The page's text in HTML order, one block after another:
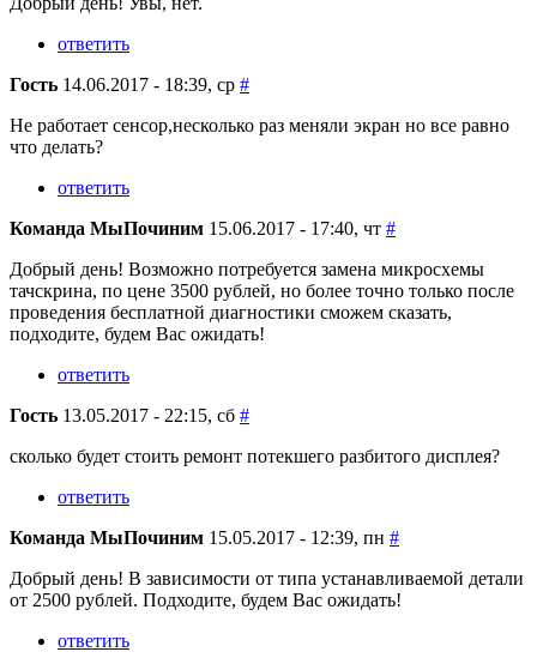
ответить
Гость 14.06.2017 - 18:39, ср #
Не работает сенсор,несколько раз меняли экран но все равно
что делать?
ответить
Команда МыПочиним 15.06.2017 - 17:40, чт #
Добрый день! Возможно потребуется замена микросхемы
тачскрина, по цене 3500 рублей, но более точно только после
проведения бесплатной диагностики сможем сказать,
подходите, будем Вас ожидать!
ответить
Гость 13.05.2017 - 22:15, сб #
сколько будет стоить ремонт потекшего разбитого дисплея?
ответить
Команда МыПочиним 15.05.2017 - 12:39, пн #
Добрый день! В зависимости от типа устанавливаемой детали
от 2500 рублей. Подходите, будем Вас ожидать!
ответить